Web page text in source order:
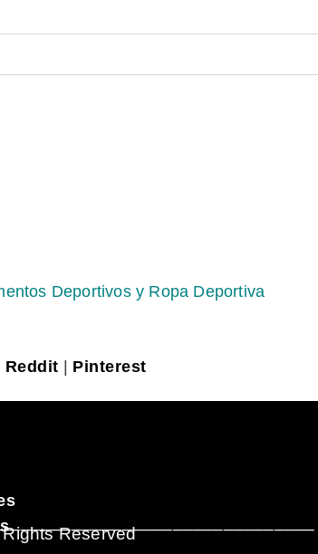
Deportivos y Ropa Deportiva
Reddit | Pinterest
Reserved